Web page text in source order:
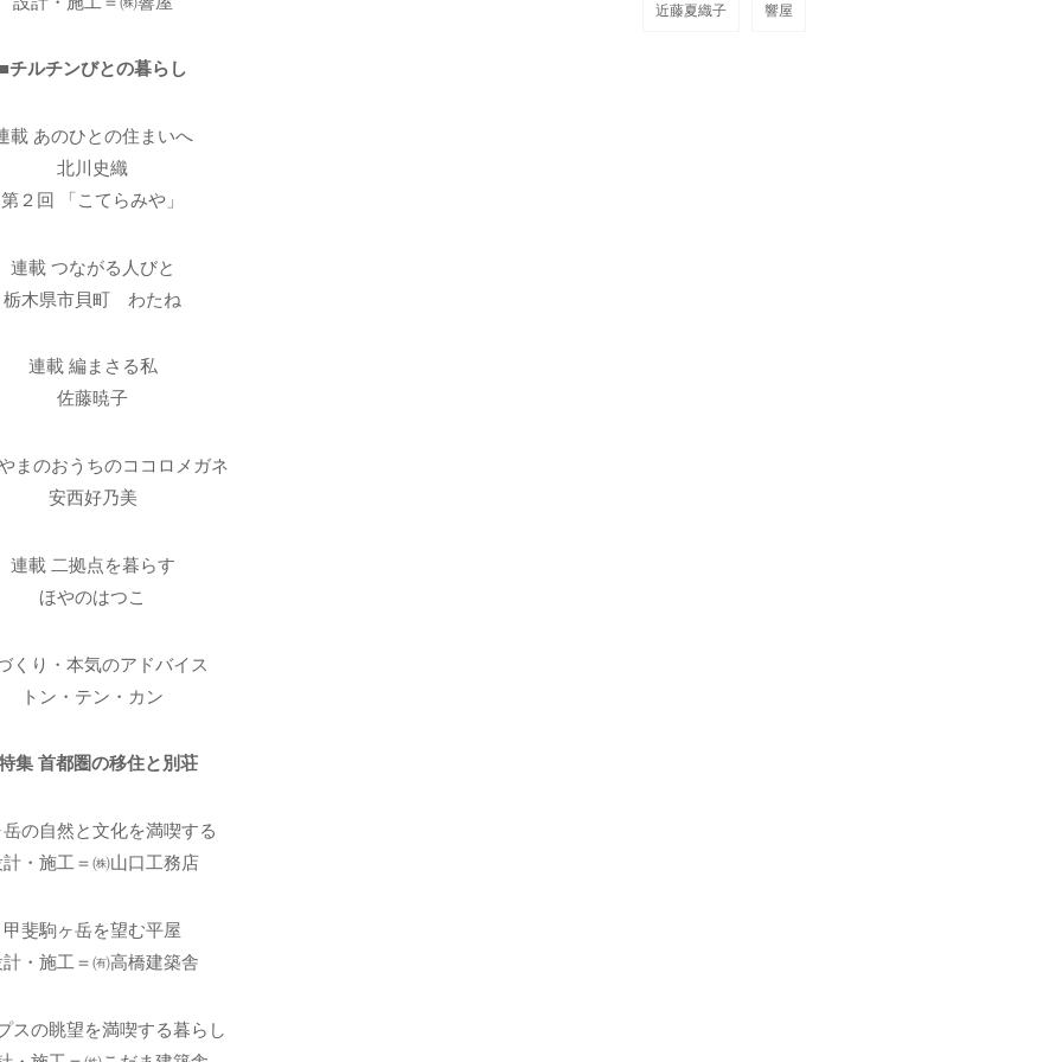
チルチンびとの暮らし
載 あのひとの住まいへ
北川史織
第２回 「こてらみや」
連載 つながる人びと
栃木県市貝町 わたね
連載 編まさる私
佐藤暁子
まのおうちのココロメガネ
安西好乃美
連載 二拠点を暮らす
ほやのはつこ
くり・本気のアドバイス
トン・テン・カン
集 首都圏の移住と別荘
の自然と文化を満喫する
・施工＝㈱山口工務店
甲斐駒ヶ岳を望む平屋
・施工＝㈲高橋建築舎
スの眺望を満喫する暮らし
近藤夏織子 響屋